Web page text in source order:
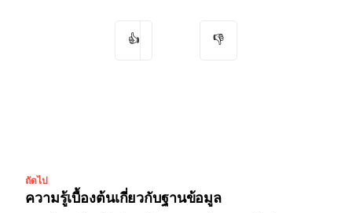
👍 👎
ถัดไป
ความรู้เบื้องต้นเกี่ยวกับฐานข้อมูล